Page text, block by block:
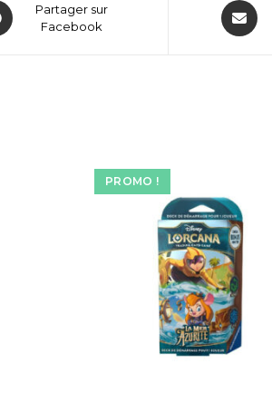
Partager sur
Facebook
PROMO !